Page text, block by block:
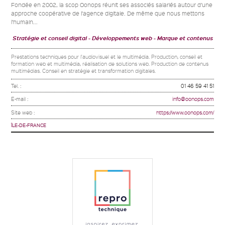
Fondée en 2002, la scop Oonops réunit ses associés salariés autour d’une
approche coopérative de l’agence digitale. De même que nous mettons
l’humain...
Stratégie et conseil digital Développements web Marque et contenus
Prestations techniques pour l'audiovisuel et le multimédia. Production, conseil et
formation web et multimédia, réalisation de solutions web. Production de contenus
multimédias. Conseil en stratégie et transformation digitales.
Tel. : 01 46 59 41 51
E-mail : info@oonops.com
Site web : https://www.oonops.com/
ÎLE-DE-FRANCE